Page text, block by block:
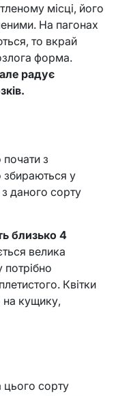
місці, його
На пагонах
то вкрай
форма.
радує
почати з
збираються у
з даного сорту
близько 4
велика
потрібно
Квітки
на кущику,
цього сорту